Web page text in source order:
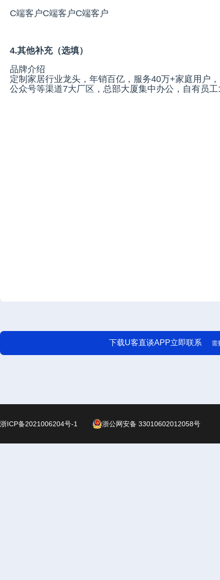
C端客户C端客户C端客户
4.其他补充（选填）
品牌介绍
定制家居行业龙头，年销百亿，服务40万+家庭用户
公众号等渠道7大厂区，总部大厦集中办公，自有员
下载U客直谈APP立即联系 需
浙ICP备2021006204号-1 浙公网安备 33010602012058号